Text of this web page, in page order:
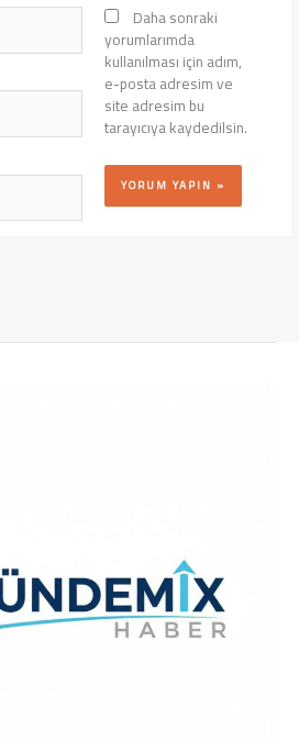
Daha sonraki
yorumlarımda
kullanılması için adım,
e-posta adresim ve
site adresim bu
tarayıcıya kaydedilsin.